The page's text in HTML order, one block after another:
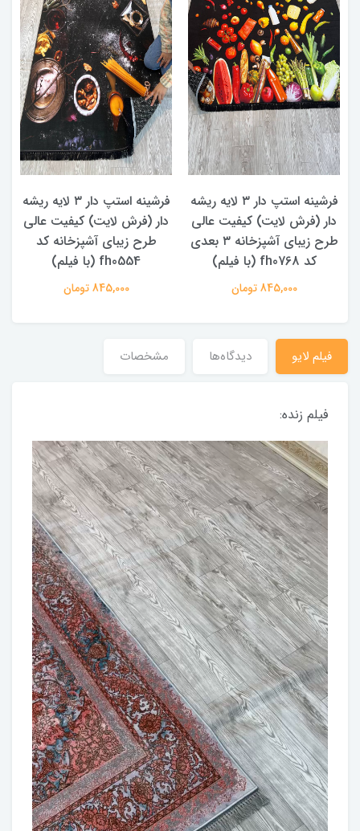
فرشینه استپ دار ۳ لایه ریشه
دار (فرش لایت) کیفیت عالی
طرح زیبای آشپزخانه ۳ بعدی
کد fh0768 (با فیلم)
845,000 تومان
فرشینه استپ دار ۳ لایه ریشه
دار (فرش لایت) کیفیت عالی
طرح زیبای آشپزخانه کد
fh0554 (با فیلم)
845,000 تومان
فیلم لایو دیدگاه‌ها مشخصات
فیلم زنده: